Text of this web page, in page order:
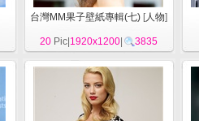
台灣MM果子壁紙專輯(七)[人物]
20Pic| 1920x1200| 3835